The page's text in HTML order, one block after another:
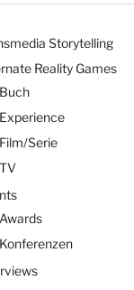
Storytelling
Reality Games
Buch
Experience
Film/Serie
TV
Awards
Konferenzen